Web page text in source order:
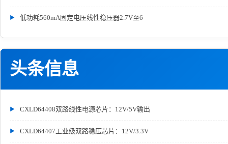
低功耗560mA固定电压线性稳压器2.7V至6
头条信息
CXLD64408双路线性电源芯片：12V/5V输出
CXLD64407工业级双路稳压芯片：12V/3.3V